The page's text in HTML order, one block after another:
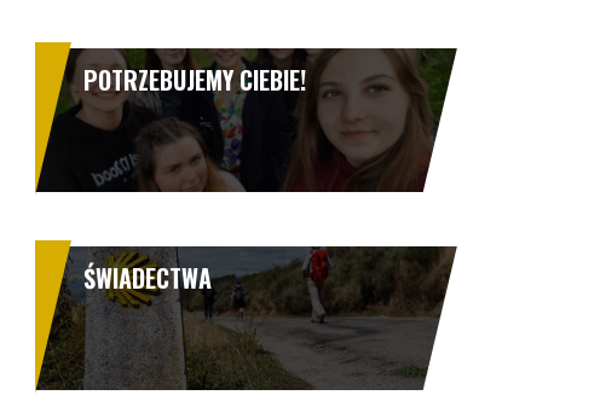
POTRZEBUJEMY CIEBIE!
ŚWIADECTWA